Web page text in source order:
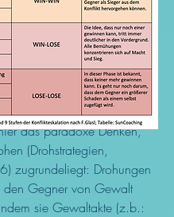
Phasen sind im Modell
beschrieben; herausgreifen
das paradoxe Denken,
(Drohstrategien,
zugrundeliegt: Drohungen
Gegner von Gewalt
sie Gewaltakte (z.b.: